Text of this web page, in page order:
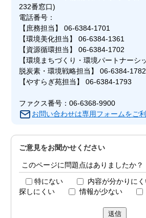
232番窓口)
電話番号：
【庶務担当】 06-6384-1701
【環境美化担当】 06-6384-1361
【資源循環担当】 06-6384-1702
【環境まちづくり・環境パートナーシ
脱炭素・環境戦略担当】 06-6384-1782
【やすらぎ苑担当】 06-6384-1793
ファクス番号：06-6368-9900
お問い合わせは専用フォームをご
ご意見をお聞かせください
このページに問題点はありましたか？
特にない 内容が分かりに
探しにくい
情報が少ない
送信